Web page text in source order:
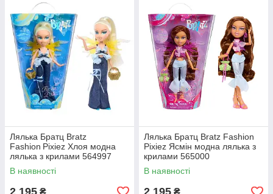
Лялька Братц Bratz
Fashion Pixiez Хлоя модна
лялька з крилами 564997
В наявності
Лялька Братц Bratz Fashion
Pixiez Ясмін модна лялька з
крилами 565000
В наявності